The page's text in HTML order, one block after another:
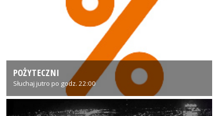
POŻYTECZNI
Słuchaj jutro po godz. 22:00